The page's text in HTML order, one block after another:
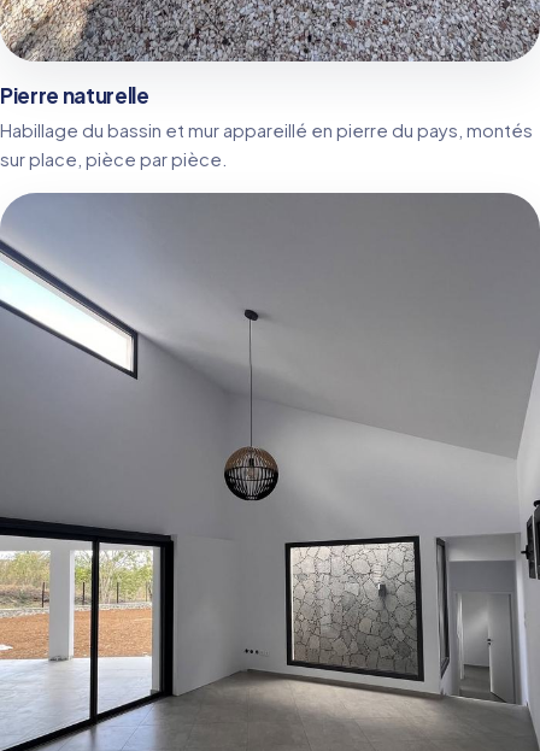
Pierre naturelle
Habillage du bassin et mur appareillé en pierre du pays, montés
sur place, pièce par pièce.